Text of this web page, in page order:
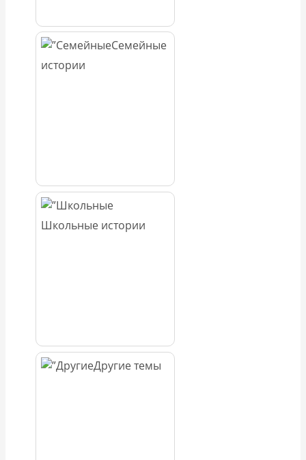
Семейные
истории
Школьные истории
Другие темы